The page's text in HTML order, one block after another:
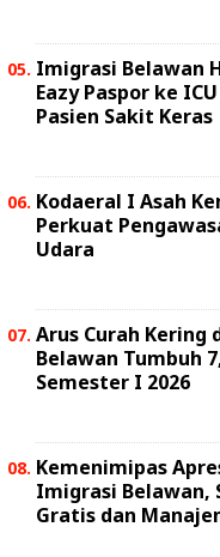
Imigrasi Belawan
Eazy Paspor ke
Pasien Sakit Keras
Kodaeral I Asah
Perkuat
Udara
Arus Curah Kering
Belawan Tumbuh
Semester I 2026
Kemenimipas
Imigrasi Belawan,
Gratis dan